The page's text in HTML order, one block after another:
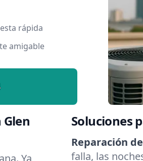
rápida
amigable
Glen
Ya
Soluciones
Reparación
falla, las